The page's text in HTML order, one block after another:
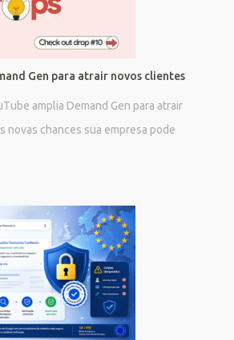
Gen para atrair novos clientes
amplia Demand Gen para atrair
novas chances sua empresa pode